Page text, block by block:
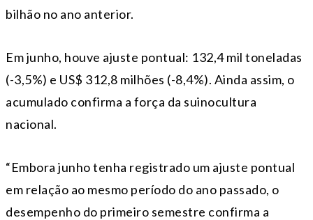
bilhão no ano anterior.
Em junho, houve ajuste pontual: 132,4 mil toneladas
(-3,5%) e US$ 312,8 milhões (-8,4%). Ainda assim, o
acumulado confirma a força da suinocultura
nacional.
“Embora junho tenha registrado um ajuste pontual
em relação ao mesmo período do ano passado, o
desempenho do primeiro semestre confirma a